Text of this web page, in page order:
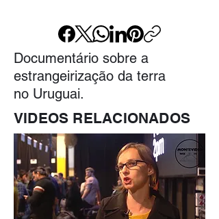
Documentário sobre a
estrangeirização da terra
no Uruguai.
VIDEOS RELACIONADOS